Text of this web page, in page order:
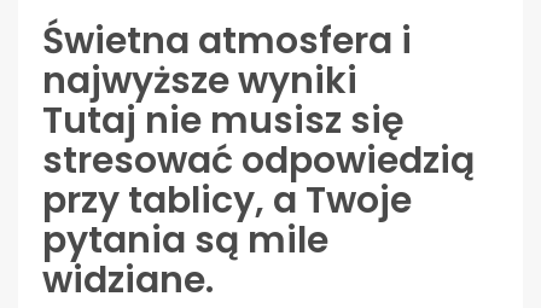
Świetna atmosfera i
najwyższe wyniki
Tutaj nie musisz się
stresować odpowiedzią
przy tablicy, a Twoje
pytania są mile
widziane.